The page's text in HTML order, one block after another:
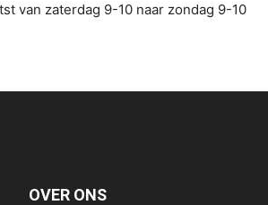
van zaterdag 9-10 naar zondag 9-10
OVER ONS